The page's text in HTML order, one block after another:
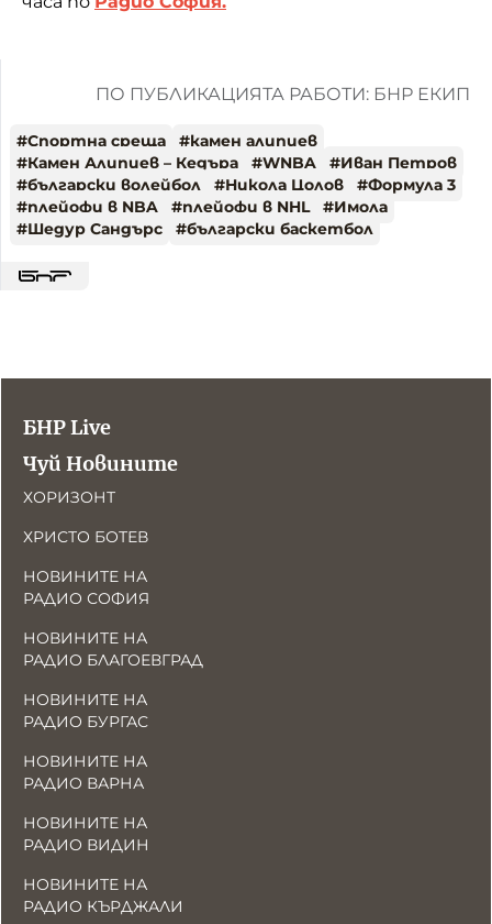
ПО ПУБЛИКАЦИЯТА РАБОТИ: БНР ЕКИП
#Спортна среща #камен алипиев
#Камен Алипиев – Кедъра #WNBA #Иван Петров
#български волейбол #Никола Цолов #Формула 3
#плейофи в NBA #плейофи в NHL #Имола
#Шедур Сандърс #български баскетбол
БНР Live
Чуй Новините
ХОРИЗОНТ
ХРИСТО БОТЕВ
НОВИНИТЕ НА
РАДИО СОФИЯ
НОВИНИТЕ НА
РАДИО БЛАГОЕВГРАД
НОВИНИТЕ НА
РАДИО БУРГАС
НОВИНИТЕ НА
РАДИО ВАРНА
НОВИНИТЕ НА
РАДИО ВИДИН
НОВИНИТЕ НА
РАДИО КЪРДЖАЛИ